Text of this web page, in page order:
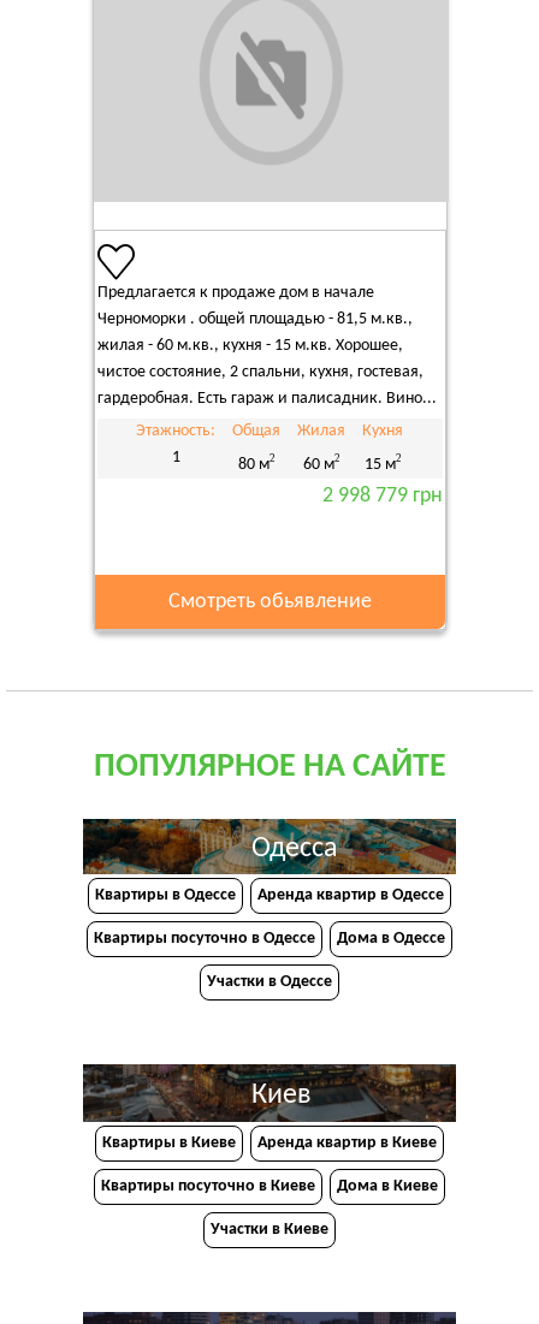
Предлагается к продаже дом в начале
Черноморки . общей площадью - 81,5 м.кв.,
жилая - 60 м.кв., кухня - 15 м.кв. Хорошее,
чистое состояние, 2 спальни, кухня, гостевая,
гардеробная. Есть гараж и палисадник. Вино...
Этажность:
1
Общая
80 м2
Жилая
60 м2
Кухня
15 м2
2 998 779 грн
Смотреть обьявление
ПОПУЛЯРНОЕ НА САЙТЕ
Одесса
Квартиры в Одессе Аренда квартир в Одессе
Квартиры посуточно в Одессе Дома в Одессе
Участки в Одессе
Киев
Квартиры в Киеве Аренда квартир в Киеве
Квартиры посуточно в Киеве Дома в Киеве
Участки в Киеве